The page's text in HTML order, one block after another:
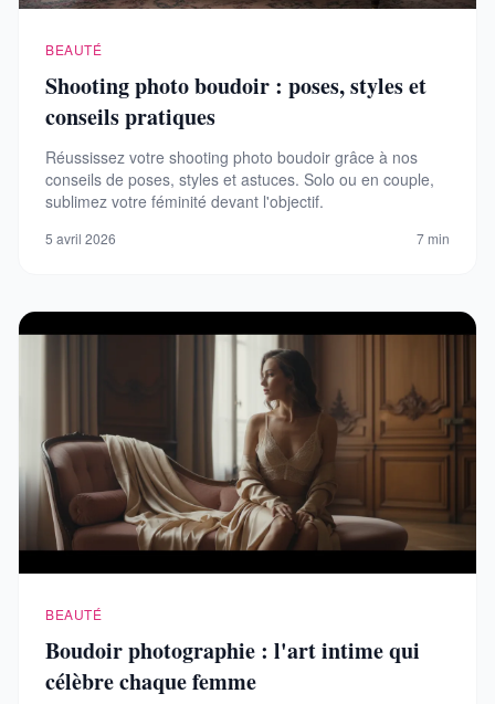
BEAUTÉ
Shooting photo boudoir : poses, styles et
conseils pratiques
Réussissez votre shooting photo boudoir grâce à nos
conseils de poses, styles et astuces. Solo ou en couple,
sublimez votre féminité devant l'objectif.
5 avril 2026 7 min
BEAUTÉ
Boudoir photographie : l'art intime qui
célèbre chaque femme